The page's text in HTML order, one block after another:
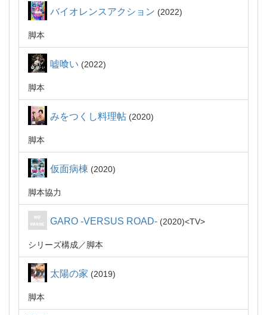
バイオレンスアクション 2022
脚本
嘘喰い 2022
脚本
みをつくし料理帖 2020
脚本
仮面病棟 2020
脚本協力
GARO -VERSUS ROAD- 2020 TV
シリーズ構成 脚本
太陽の家 2019
脚本